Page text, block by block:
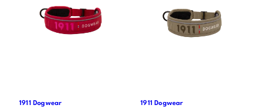
1911 Dogwear 1911 Dogwear